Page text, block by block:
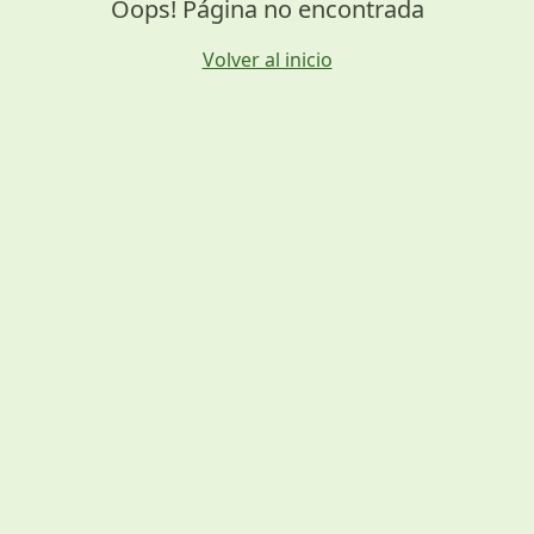
Oops! Página no encontrada
Volver al inicio